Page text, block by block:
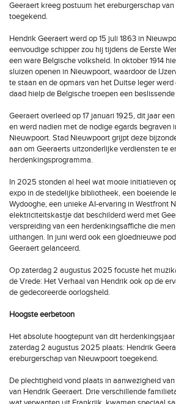
Geeraert kreeg postuum het ereburgerschap
toegekend.
Hendrik Geeraert werd op 15 juli 1863 in
eenvoudige schipper zou hij tijdens de Eerste
een ware Belgische volksheld. In oktober 1914
sluizen openen in Nieuwpoort, waardoor de
te staan en de opmars van het Duitse leger
daad hielp de Belgische troepen een
Geeraert overleed op 17 januari 1925, dit jaar
en werd nadien met de nodige egards begraven
Nieuwpoort. Stad Nieuwpoort grijpt deze
aan om Geeraerts uitzonderlijke verdiensten te
herdenkingsprogramma.
In 2025 stonden al heel wat mooie initiatieven
expo in de stedelijke bibliotheek, een boeiende
Wydooghe, een unieke AI-ervaring in Westfront
elektriciteitskastje dat beschilderd werd met
verspreiding van een herdenkingsaffiche die
uithangen. In juni werd ook een gloednieuwe
Geeraert gelanceerd.
Op zaterdag 2 augustus 2025 focuste het
de Vrede: Het Verhaal van Hendrik ook op de
de gedecoreerde oorlogsheld.
Hoogste eerbetoon
Het absolute hoogtepunt van dit
zaterdag 2 augustus 2025 plaats: Hendrik
ereburgerschap van Nieuwpoort toegekend.
De plechtigheid vond plaats in aanwezigheid
van Hendrik Geeraert. Drie verschillende